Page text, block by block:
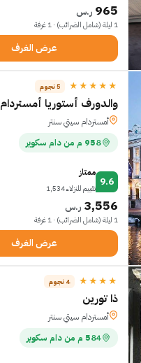
965 ر.س
1 ليلة (شامل الضرائب) · 1 غرفة
عرض الغرف
★★★★★ 5 نجوم
والدورف أستوريا أمستردام
أمستردام سيتي سنتر
958 م من دام سكوير
9.6
ممتاز
تقييم للنزلاء 1,534
3,556 ر.س
1 ليلة (شامل الضرائب) · 1 غرفة
عرض الغرف
★★★★ 4 نجوم
ذا تورين
أمستردام سيتي سنتر
584 م من دام سكوير